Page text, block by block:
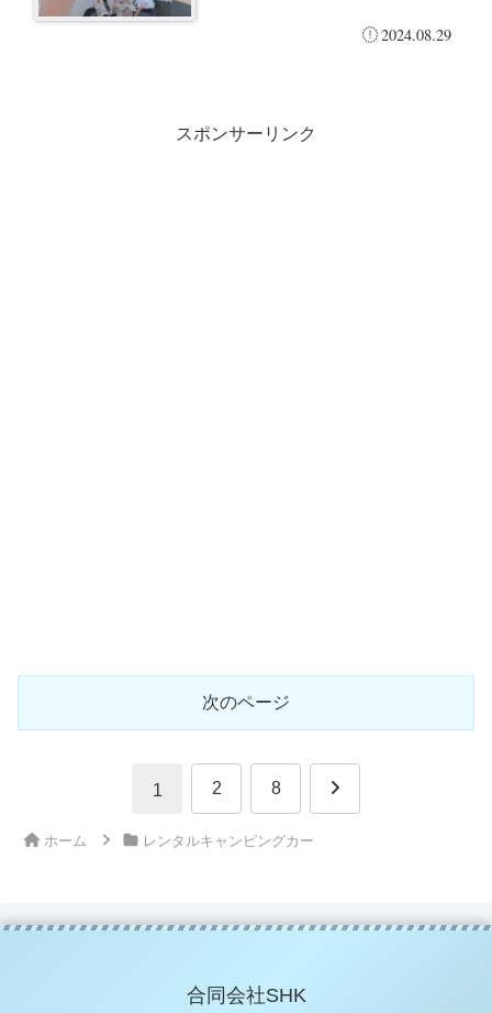
2024.08.29
スポンサーリンク
次のページ
1 2 8 次
ホーム レンタルキャンピングカー
合同会社SHK